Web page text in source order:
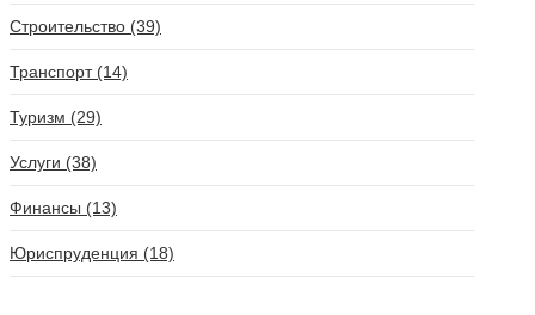
Строительство (39)
Транспорт (14)
Туризм (29)
Услуги (38)
Финансы (13)
Юриспруденция (18)